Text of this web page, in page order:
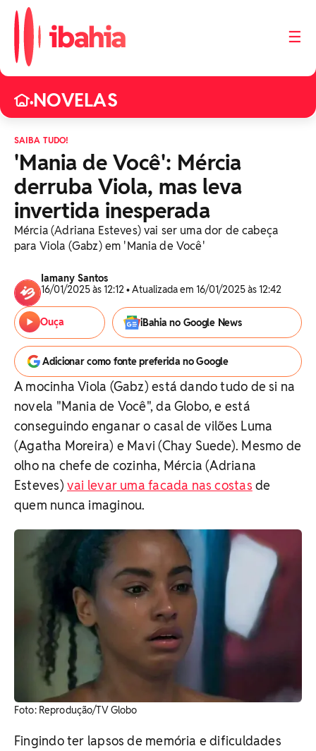
☰
•NOVELAS
SAIBA TUDO!
'Mania de Você': Mércia
derruba Viola, mas leva
invertida inesperada
Mércia (Adriana Esteves) vai ser uma dor de cabeça
para Viola (Gabz) em 'Mania de Você'
Iamany Santos
16/01/2025 às 12:12 • Atualizada em 16/01/2025 às 12:42
Ouça iBahia no Google News
Adicionar como fonte preferida no Google
A mocinha Viola (Gabz) está dando tudo de si na
novela "Mania de Você", da Globo, e está
conseguindo enganar o casal de vilões Luma
(Agatha Moreira) e Mavi (Chay Suede). Mesmo de
olho na chefe de cozinha, Mércia (Adriana
Esteves) vai levar uma facada nas costas de
quem nunca imaginou.
Foto: Reprodução/TV Globo
Fingindo ter lapsos de memória e dificuldades